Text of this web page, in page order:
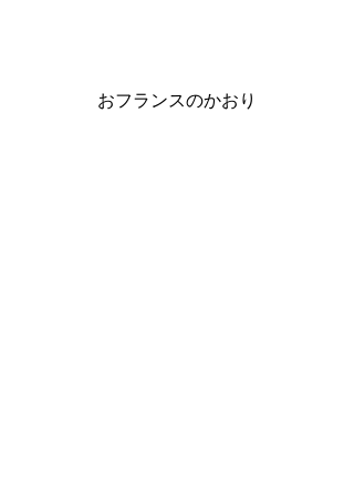
おフランスのかおり